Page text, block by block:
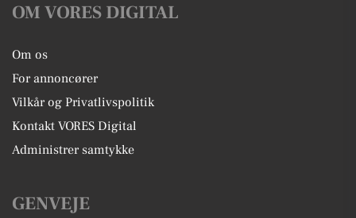
OM VORES DIGITAL
Om os
For annoncører
Vilkår og Privatlivspolitik
Kontakt VORES Digital
Administrer samtykke
GENVEJE